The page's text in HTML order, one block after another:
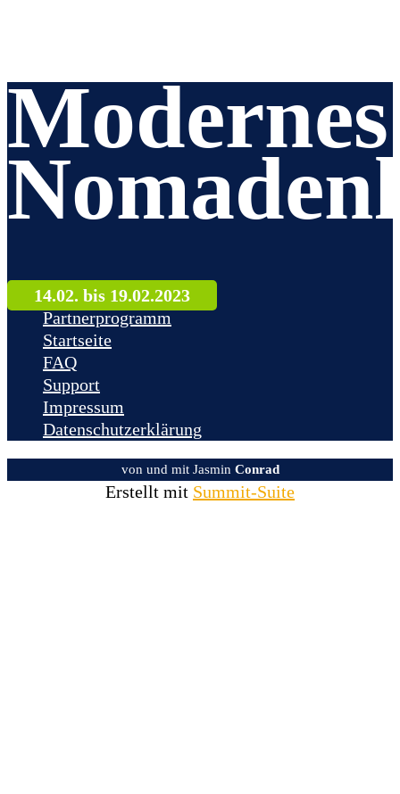
Modernes
14.02. bis 19.02.2023
Partnerprogramm
Startseite
FAQ
Support
Impressum
Datenschutzerklärung
von und mit Jasmin Conrad
Erstellt mit Summit-Suite